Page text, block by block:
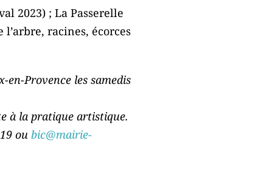
2023) ; La Passerelle
l’arbre, racines, écorces
Provence les samedis
à la pratique artistique.
ou bic@mairie-